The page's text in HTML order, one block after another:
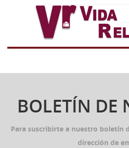
BOLETÍN DE
Para suscribirte a nuestro boletín
dirección de